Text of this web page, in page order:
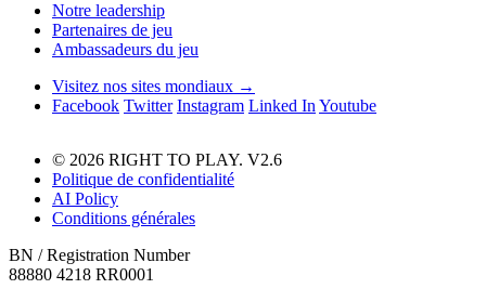
Notre leadership
Partenaires de jeu
Ambassadeurs du jeu
Visitez nos sites mondiaux →
Facebook Twitter Instagram Linked In Youtube
© 2026 RIGHT TO PLAY. V2.6
Politique de confidentialité
AI Policy
Conditions générales
BN / Registration Number
88880 4218 RR0001